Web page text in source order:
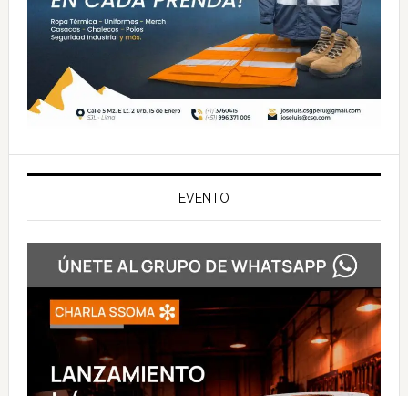
EVENTO